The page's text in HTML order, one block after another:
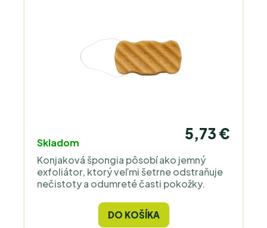
Skladom
5,73 €
Konjaková špongia pôsobí ako jemný
exfoliátor, ktorý veľmi šetrne odstraňuje
nečistoty a odumreté časti pokožky.
DO KOŠÍKA